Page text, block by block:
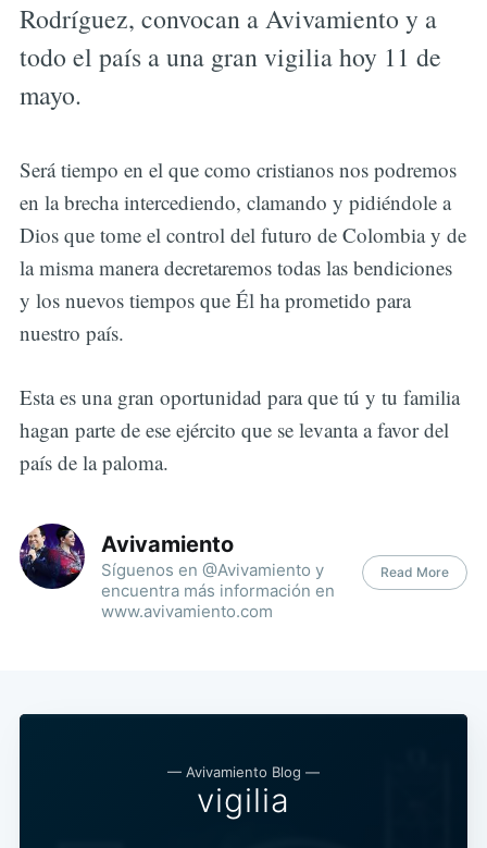
Rodríguez, convocan a Avivamiento y a
todo el país a una gran vigilia hoy 11 de
mayo.
Será tiempo en el que como cristianos nos podremos
en la brecha intercediendo, clamando y pidiéndole a
Dios que tome el control del futuro de Colombia y de
la misma manera decretaremos todas las bendiciones
y los nuevos tiempos que Él ha prometido para
nuestro país.
Esta es una gran oportunidad para que tú y tu familia
hagan parte de ese ejército que se levanta a favor del
país de la paloma.
Avivamiento
Síguenos en @Avivamiento y
encuentra más información en
www.avivamiento.com
Read More
— Avivamiento Blog —
vigilia